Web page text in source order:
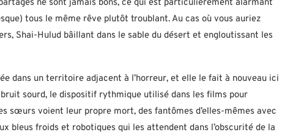
ne sont jamais bons, ce qui est particulièrement alarmant
tous le même rêve plutôt troublant. Au cas où vous auriez
Shai-Hulud bâillant dans le sable du désert et engloutissant les
dans un territoire adjacent à l’horreur, et elle le fait à nouveau ici
sourd, le dispositif rythmique utilisé dans les films pour
sœurs voient leur propre mort, des fantômes d’elles-mêmes avec
bleus froids et robotiques qui les attendent dans l’obscurité de la